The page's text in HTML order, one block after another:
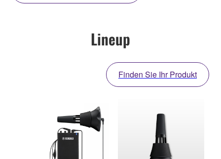
Lineup
Finden Sie Ihr Produkt